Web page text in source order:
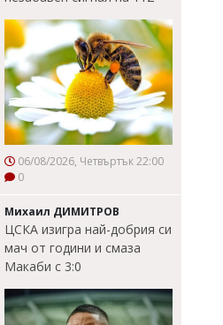
06/08/2026, Четвъртък 22:00
0
Михаил ДИМИТРОВ
ЦСКА изигра най-добрия си
мач от години и смаза
Макаби с 3:0